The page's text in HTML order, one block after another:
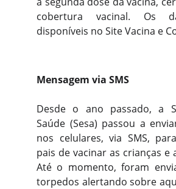
cobertura vacinal. Os
disponíveis no Site Vacina e
Mensagem via SMS
Desde o ano passado, a
Saúde (Sesa) passou a
nos celulares, via SMS,
pais de vacinar as crianças e
Até o momento, foram
torpedos alertando sobre